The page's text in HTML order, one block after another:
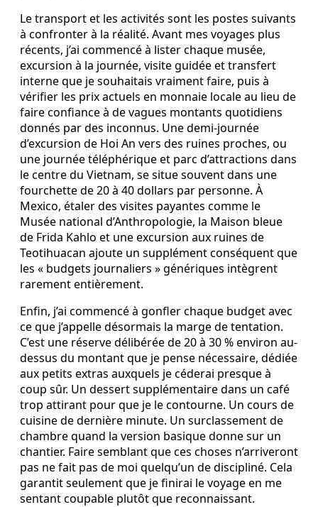
Le transport et les activités sont les postes suivants
à confronter à la réalité. Avant mes voyages plus
récents, j’ai commencé à lister chaque musée,
excursion à la journée, visite guidée et transfert
interne que je souhaitais vraiment faire, puis à
vérifier les prix actuels en monnaie locale au lieu de
faire confiance à de vagues montants quotidiens
donnés par des inconnus. Une demi-journée
d’excursion de Hoi An vers des ruines proches, ou
une journée téléphérique et parc d’attractions dans
le centre du Vietnam, se situe souvent dans une
fourchette de 20 à 40 dollars par personne. À
Mexico, étaler des visites payantes comme le
Musée national d’Anthropologie, la Maison bleue
de Frida Kahlo et une excursion aux ruines de
Teotihuacan ajoute un supplément conséquent que
les « budgets journaliers » génériques intègrent
rarement entièrement.
Enfin, j’ai commencé à gonfler chaque budget avec
ce que j’appelle désormais la marge de tentation.
C’est une réserve délibérée de 20 à 30 % environ au-
dessus du montant que je pense nécessaire, dédiée
aux petits extras auxquels je céderai presque à
coup sûr. Un dessert supplémentaire dans un café
trop attirant pour que je le contourne. Un cours de
cuisine de dernière minute. Un surclassement de
chambre quand la version basique donne sur un
chantier. Faire semblant que ces choses n’arriveront
pas ne fait pas de moi quelqu’un de discipliné. Cela
garantit seulement que je finirai le voyage en me
sentant coupable plutôt que reconnaissant.